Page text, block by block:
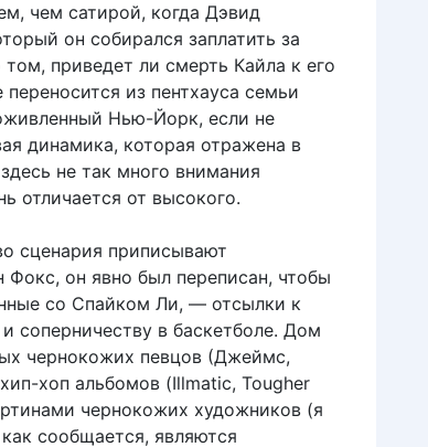
чем сатирой, когда Дэвид
он собирался заплатить за
приведет ли смерть Кайла к его
из пентхауса семьи
Нью-Йорк, если не
динамика, которая отражена в
не так много внимания
отличается от высокого.
сценария приписывают
он явно был переписан, чтобы
со Спайком Ли, — отсылки к
соперничеству в баскетболе. Дом
чернокожих певцов (Джеймс,
хоп альбомов (Illmatic, Tougher
чернокожих художников (я
сообщается, являются